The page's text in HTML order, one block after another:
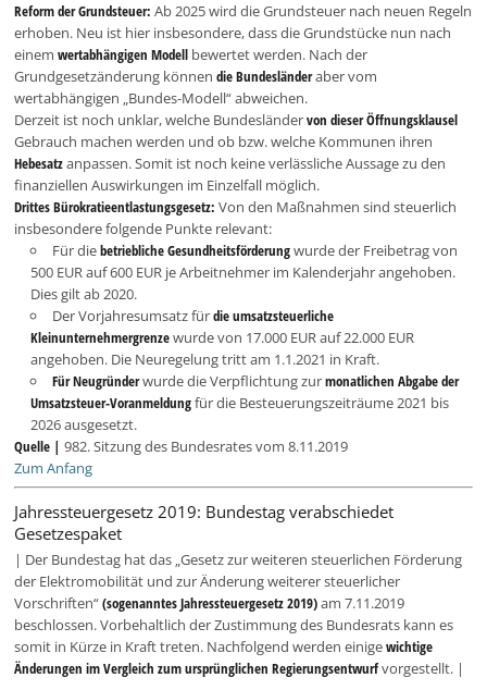
Reform der Grundsteuer:Ab 2025 wird die Grundsteuer nach neuen Regeln
erhoben. Neu ist hier insbesondere, dass die Grundstücke nun nach
einemwertabhängigen Modell bewertet werden. Nach der
Grundgesetzänderung könnendie Bundesländeraber vom
wertabhängigen „Bundes-Modell“ abweichen.
Derzeit ist noch unklar, welche Bundesländervon dieser Öffnungsklausel
Gebrauch machen werden und ob bzw. welche Kommunen ihren
Hebesatzanpassen. Somit ist noch keine verlässliche Aussage zu den
finanziellen Auswirkungen im Einzelfall möglich.
Drittes Bürokratieentlastungsgesetz:Von den Maßnahmen sind steuerlich
insbesondere folgende Punkte relevant:
Für diebetriebliche Gesundheitsförderungwurde der Freibetrag von
500 EUR auf 600 EUR je Arbeitnehmer im Kalenderjahr angehoben.
Dies gilt ab 2020.
Der Vorjahresumsatz fürdie umsatzsteuerliche
Kleinunternehmergrenzewurde von 17.000 EUR auf 22.000 EUR
angehoben. Die Neuregelung tritt am 1.1.2021 in Kraft.
Für Neugründerwurde die Verpflichtung zurmonatlichen Abgabe der
Umsatzsteuer-Voranmeldungfür die Besteuerungszeiträume 2021 bis
2026 ausgesetzt.
Quelle | 982. Sitzung des Bundesrates vom 8.11.2019
Zum Anfang
Jahressteuergesetz 2019: Bundestag verabschiedet
Gesetzespaket
| Der Bundestag hat das „Gesetz zur weiteren steuerlichen Förderung
der Elektromobilität und zur Änderung weiterer steuerlicher
Vorschriften“(sogenanntes Jahressteuergesetz 2019)am 7.11.2019
beschlossen. Vorbehaltlich der Zustimmung des Bundesrats kann es
somit in Kürze in Kraft treten. Nachfolgend werden einigewichtige
Änderungen im Vergleich zum ursprünglichen Regierungsentwurfvorgestellt. |